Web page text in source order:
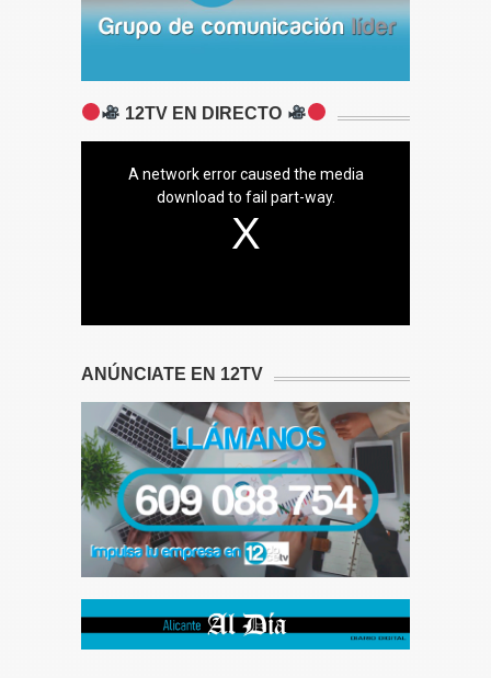
12TV EN DIRECTO
A network error caused the media
download to fail part-way.
ANÚNCIATE EN 12TV